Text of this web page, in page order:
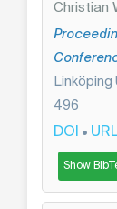
Christian
Linköping
496
DOI •
Show